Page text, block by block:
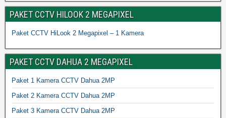
PAKET CCTV HILOOK 2 MEGAPIXEL
Paket CCTV HiLook 2 Megapixel – 1 Kamera
PAKET CCTV DAHUA 2 MEGAPIXEL
Paket 1 Kamera CCTV Dahua 2MP
Paket 2 Kamera CCTV Dahua 2MP
Paket 3 Kamera CCTV Dahua 2MP